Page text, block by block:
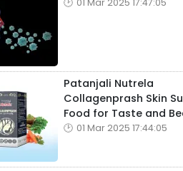
01 Mar 2025 17:47:05
Patanjali Nutrela
Collagenprash Skin
Food for Taste and
01 Mar 2025 17:44:05